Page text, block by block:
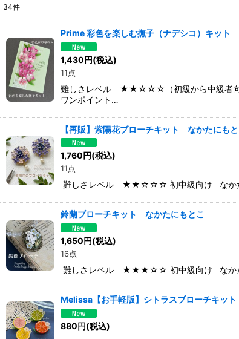
並び順:
34件
Prime 彩色を楽しむ撫子（ナデシコ）キット
1,430円(税込)
11点
難しさレベル ★★☆☆☆（初級から中級者向け
ワンポイント…
【再販】紫陽花ブローチキット なかたにもと
1,760円(税込)
11点
難しさレベル ★★☆☆☆ 初中級向け なかたに
鈴蘭ブローチキット なかたにもとこ
1,650円(税込)
16点
難しさレベル ★★★☆☆ 初中級向け なかたに
Melissa【お手軽版】シトラスブローチキット
880円(税込)